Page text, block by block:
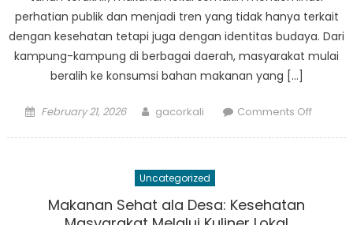
perhatian publik dan menjadi tren yang tidak hanya terkait
dengan kesehatan tetapi juga dengan identitas budaya. Dari
kampung-kampung di berbagai daerah, masyarakat mulai
beralih ke konsumsi bahan makanan yang […]
Posted
February 21, 2026 Author
gacorkali Comments Offon
Uncategorized
Makanan Sehat ala Desa: Kesehatan